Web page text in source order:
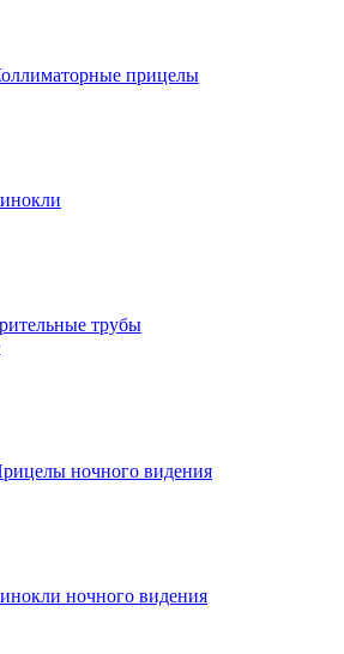
прицелы
трубы
ночного видения
ночного видения